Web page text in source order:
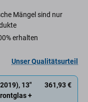
Mängel sind nur
erhalten
Unser Qualitätsurteil
13"
+
361,93 €